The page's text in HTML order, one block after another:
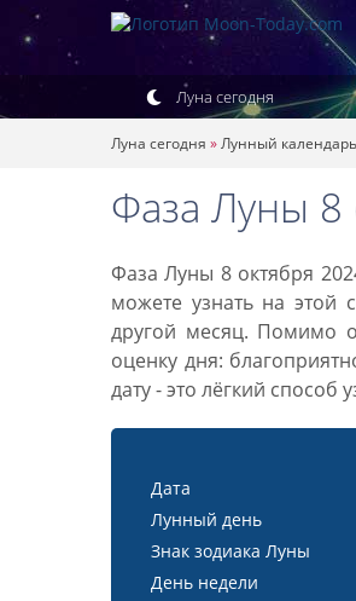
Луна сегодня
Луна сегодня »Лунный календарь
Фаза Луны 8
Фаза Луны 8 октября
можете узнать на этой
другой месяц. Помимо
оценку дня:
дату - это лёгкий
Дата
Лунный день
Знак зодиака Луны
День недели